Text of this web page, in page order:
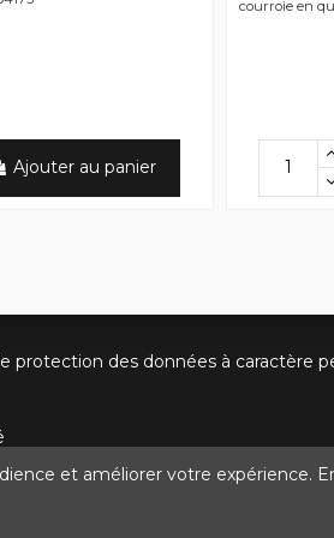
Ajouter au panier
courroie en
protection des données à caractère
et améliorer votre expérience.